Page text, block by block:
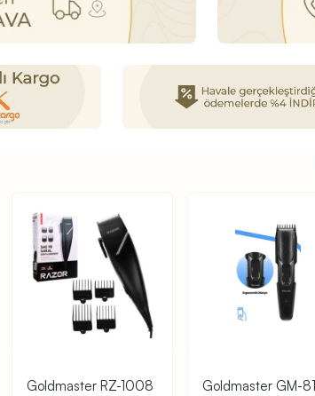
Goldmaster RZ-1008
Goldmaster GM-